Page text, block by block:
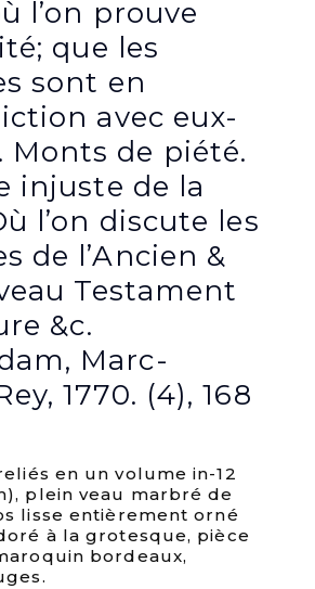
l’on prouve
que les
sont en
avec eux-
Monts de piété.
injuste de la
l’on discute les
de l’Ancien &
Testament
&c.
Marc-
1770. (4), 168
en un volume in-12
plein veau marbré de
lisse entièrement orné
à la grotesque, pièce
bordeaux,